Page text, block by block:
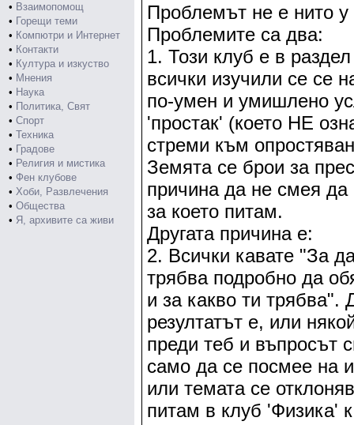
• Взаимопомощ
• Горещи теми
• Компютри и Интернет
• Контакти
• Култура и изкуство
• Мнения
• Наука
• Политика, Свят
• Спорт
• Техника
• Градове
• Религия и мистика
• Фен клубове
• Хоби, Развлечения
• Общества
• Я, архивите са живи
Проблемът не е нито
Проблемите са два:
1. Този клуб е в
всички изучили се се
по-умен и умишлено
'простак' (което НЕ
стреми към
Земята се брои за
причина да не смея да
за което питам.
Другата причина е:
2. Всички кавате "За
трябва подробно да
и за какво ти трябва".
резултатът е, или
преди теб и въпросът
само да се посмее на
или темата се
питам в клуб 'Физика'